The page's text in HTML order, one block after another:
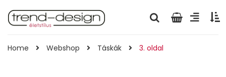
Home Webshop Táskák 3. oldal